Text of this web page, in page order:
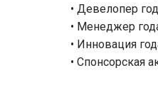
• Девелопер
• Менеджер
• Инновация
• Спонсорская